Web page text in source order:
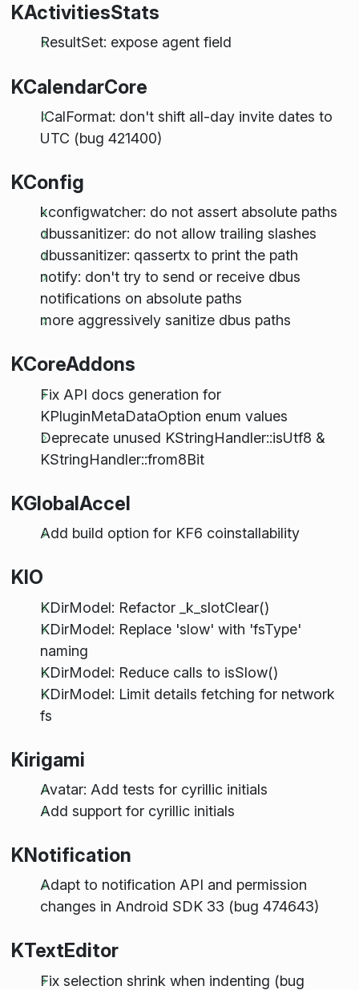
KActivitiesStats
ResultSet: expose agent field
KCalendarCore
ICalFormat: don't shift all-day invite dates to
UTC (bug 421400)
KConfig
kconfigwatcher: do not assert absolute paths
dbussanitizer: do not allow trailing slashes
dbussanitizer: qassertx to print the path
notify: don't try to send or receive dbus
notifications on absolute paths
more aggressively sanitize dbus paths
KCoreAddons
Fix API docs generation for
KPluginMetaDataOption enum values
Deprecate unused KStringHandler::isUtf8 &
KStringHandler::from8Bit
KGlobalAccel
Add build option for KF6 coinstallability
KIO
KDirModel: Refactor _k_slotClear()
KDirModel: Replace 'slow' with 'fsType'
naming
KDirModel: Reduce calls to isSlow()
KDirModel: Limit details fetching for network
fs
Kirigami
Avatar: Add tests for cyrillic initials
Add support for cyrillic initials
KNotification
Adapt to notification API and permission
changes in Android SDK 33 (bug 474643)
KTextEditor
Fix selection shrink when indenting (bug